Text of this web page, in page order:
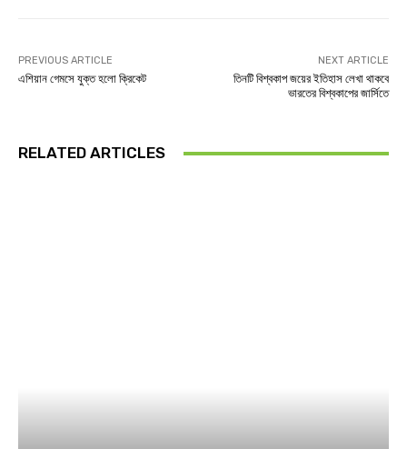
PREVIOUS ARTICLE
এশিয়ান গেমসে যুক্ত হলো ক্রিকেট
NEXT ARTICLE
তিনটি বিশ্বকাপ জয়ের ইতিহাস লেখা থাকবে
ভারতের বিশ্বকাপের জার্সিতে
RELATED ARTICLES